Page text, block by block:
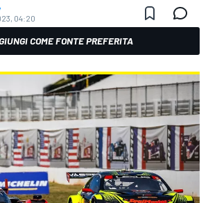
04:20
COME FONTE PREFERITA